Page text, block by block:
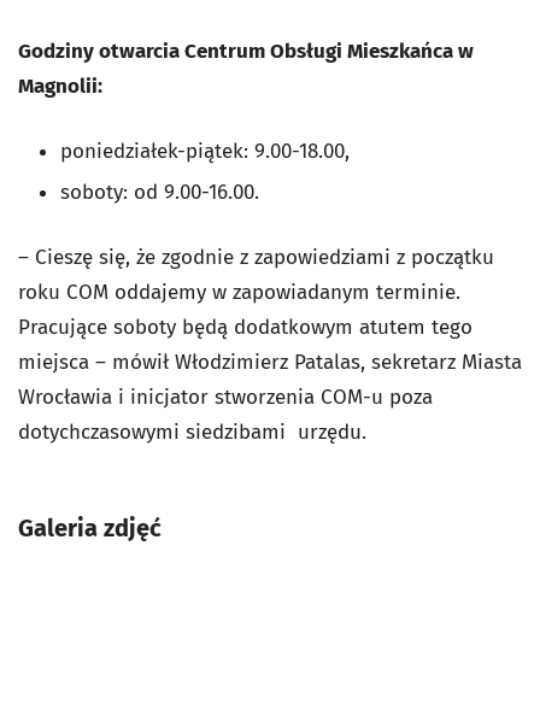
Godziny otwarcia Centrum Obsługi Mieszkańca w
Magnolii:
poniedziałek-piątek: 9.00-18.00,
soboty: od 9.00-16.00.
– Cieszę się, że zgodnie z zapowiedziami z początku
roku COM oddajemy w zapowiadanym terminie.
Pracujące soboty będą dodatkowym atutem tego
miejsca – mówił Włodzimierz Patalas, sekretarz Miasta
Wrocławia i inicjator stworzenia COM-u poza
dotychczasowymi siedzibami urzędu.
Galeria zdjęć